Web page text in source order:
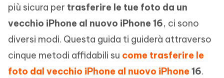
più sicura per trasferire le tue foto da un
vecchio iPhone al nuovo iPhone 16, ci sono
diversi modi. Questa guida ti guiderà attraverso
cinque metodi affidabili su come trasferire le
foto dal vecchio iPhone al nuovo iPhone 16.